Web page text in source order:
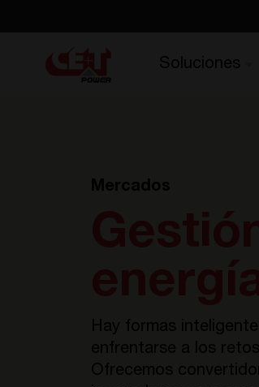
Soluciones
Mercados
Hay formas
enfrentarse a los
Ofrecemos